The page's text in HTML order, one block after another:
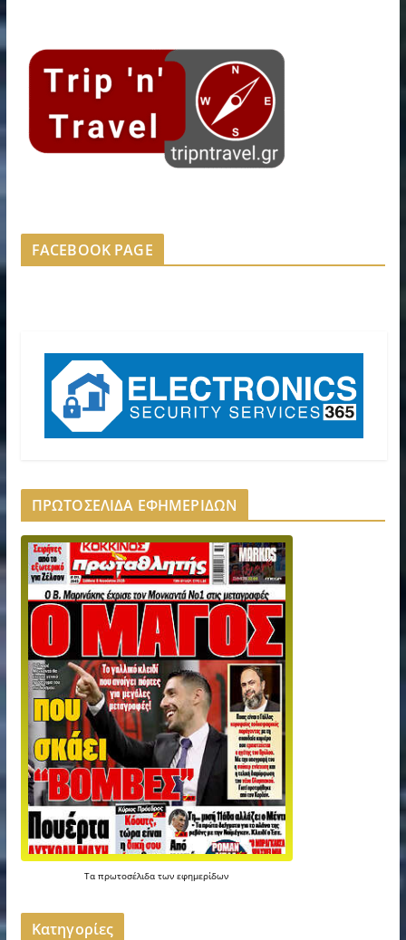
FACEBOOK PAGE
ΠΡΩΤΟΣΕΛΙΔΑ ΕΦΗΜΕΡΙΔΩΝ
Ταπρωτοσέλιδατωνεφημερίδων
Kατηγορίες